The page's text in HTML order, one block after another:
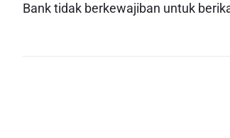
Bank tidak berkewajiban untuk